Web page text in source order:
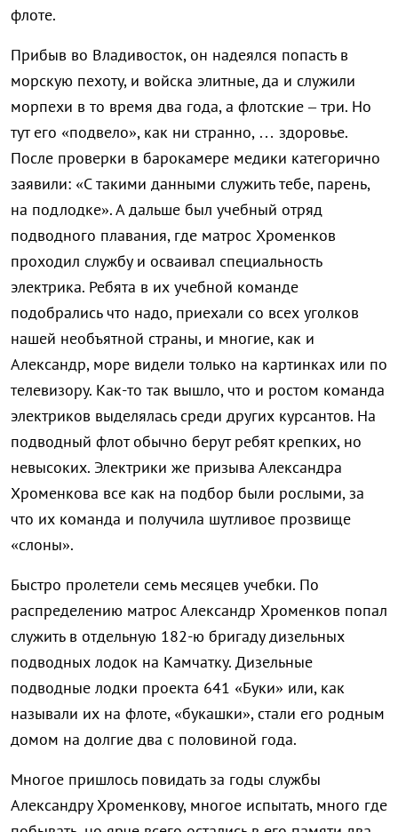
флоте.
Прибыв во Владивосток, он надеялся попасть в
морскую пехоту, и войска элитные, да и служили
морпехи в то время два года, а флотские – три. Но
тут его «подвело», как ни странно, … здоровье.
После проверки в барокамере медики категорично
заявили: «С такими данными служить тебе, парень,
на подлодке». А дальше был учебный отряд
подводного плавания, где матрос Хроменков
проходил службу и осваивал специальность
электрика. Ребята в их учебной команде
подобрались что надо, приехали со всех уголков
нашей необъятной страны, и многие, как и
Александр, море видели только на картинках или по
телевизору. Как-то так вышло, что и ростом команда
электриков выделялась среди других курсантов. На
подводный флот обычно берут ребят крепких, но
невысоких. Электрики же призыва Александра
Хроменкова все как на подбор были рослыми, за
что их команда и получила шутливое прозвище
«слоны».
Быстро пролетели семь месяцев учебки. По
распределению матрос Александр Хроменков попал
служить в отдельную 182-ю бригаду дизельных
подводных лодок на Камчатку. Дизельные
подводные лодки проекта 641 «Буки» или, как
называли их на флоте, «букашки», стали его родным
домом на долгие два с половиной года.
Многое пришлось повидать за годы службы
Александру Хроменкову, многое испытать, много где